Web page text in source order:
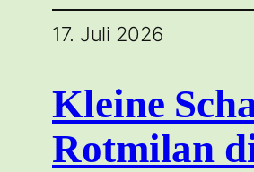
17. Juli 2026
Kleine
Rotmilan